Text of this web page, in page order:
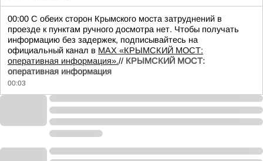
00:00 С обеих сторон Крымского моста затруднений в
проезде к пунктам ручного досмотра нет. Чтобы получать
информацию без задержек, подписывайтесь на
официальный канал в MAX «КРЫМСКИЙ МОСТ:
оперативная информация».// КРЫМСКИЙ МОСТ:
оперативная информация
00:03